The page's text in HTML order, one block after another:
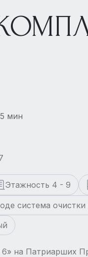
мин
Этажность 4 - 9
система
6» на Патриарших